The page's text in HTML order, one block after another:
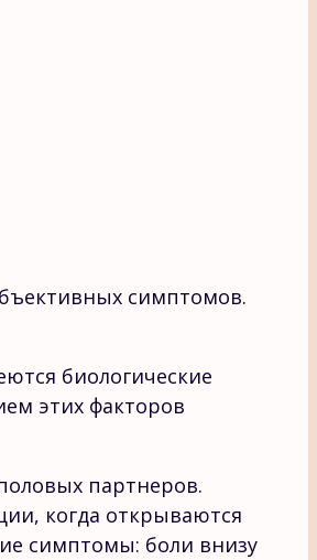
симптомов.
биологические
этих факторов
партнеров.
когда открываются
симптомы: боли внизу